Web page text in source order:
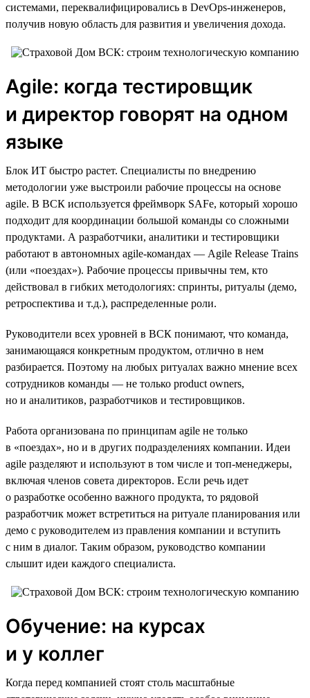
системами, переквалифицировались в DevOps-инженеров,
получив новую область для развития и увеличения дохода.
Agile: когда тестировщик
и директор говорят на одном
языке
Блок ИТ быстро растет. Специалисты по внедрению
методологии уже выстроили рабочие процессы на основе
agile. В ВСК используется фреймворк SAFe, который хорошо
подходит для координации большой команды со сложными
продуктами. А разработчики, аналитики и тестировщики
работают в автономных agile-командах — Agile Release Trains
(или «поездах»). Рабочие процессы привычны тем, кто
действовал в гибких методологиях: спринты, ритуалы (демо,
ретроспектива и т.д.), распределенные роли.
Руководители всех уровней в ВСК понимают, что команда,
занимающаяся конкретным продуктом, отлично в нем
разбирается. Поэтому на любых ритуалах важно мнение всех
сотрудников команды — не только product owners,
но и аналитиков, разработчиков и тестировщиков.
Работа организована по принципам agile не только
в «поездах», но и в других подразделениях компании. Идеи
agile разделяют и используют в том числе и топ-менеджеры,
включая членов совета директоров. Если речь идет
о разработке особенно важного продукта, то рядовой
разработчик может встретиться на ритуале планирования или
демо с руководителем из правления компании и вступить
с ним в диалог. Таким образом, руководство компании
слышит идеи каждого специалиста.
Обучение: на курсах
и у коллег
Когда перед компанией стоят столь масштабные